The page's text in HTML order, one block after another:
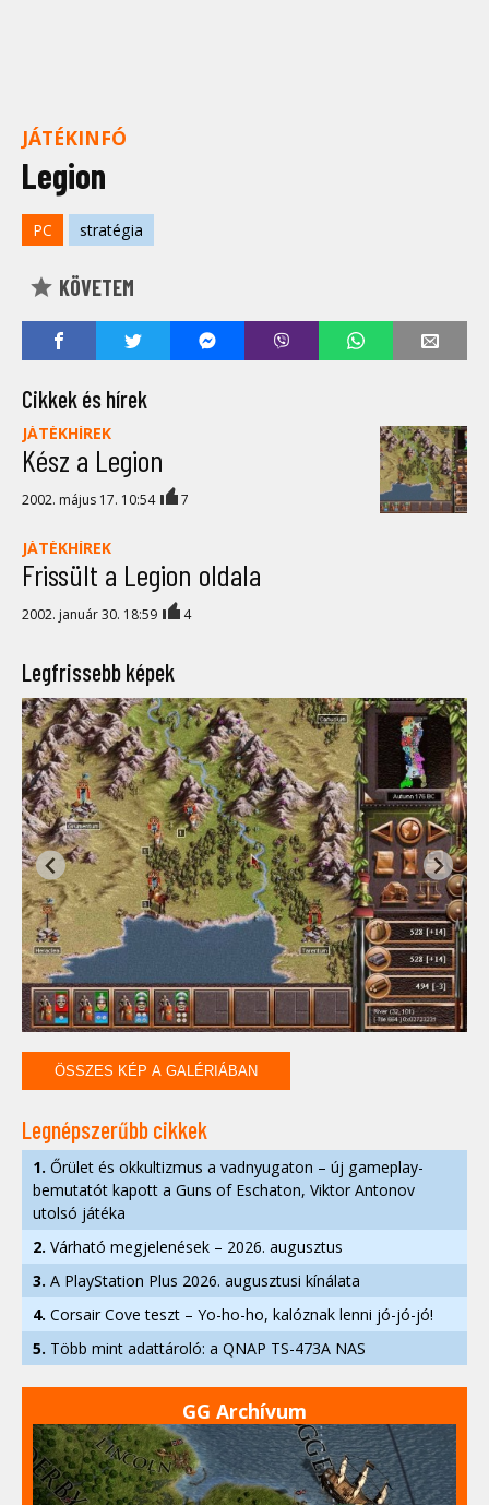
JÁTÉKINFÓ
Legion
PC stratégia
KÖVETEM
Cikkek és hírek
JÁTÉKHÍREK
Kész a Legion
2002. május 17. 10:54 7
JÁTÉKHÍREK
Frissült a Legion oldala
2002. január 30. 18:59 4
Legfrissebb képek
ÖSSZES KÉP A GALÉRIÁBAN
Legnépszerűbb cikkek
1. Őrület és okkultizmus a vadnyugaton – új gameplay-
bemutatót kapott a Guns of Eschaton, Viktor Antonov
utolsó játéka
2. Várható megjelenések – 2026. augusztus
3. A PlayStation Plus 2026. augusztusi kínálata
4. Corsair Cove teszt – Yo-ho-ho, kalóznak lenni jó-jó-jó!
5. Több mint adattároló: a QNAP TS-473A NAS
GG Archívum